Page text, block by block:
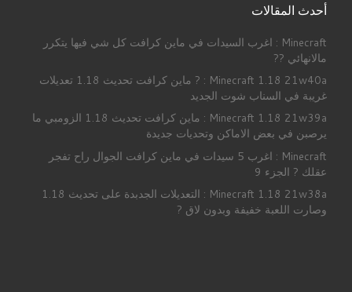
أحدث المقالات
Minecraft : اغرب السيدات في ماين كرافت كل شي فيها يتكرر
مالانهائي ??
Minecraft 1.18 21w40a : ? ماين كرافت تحديث 1.18 تعديلات
غريبة في السناب شوت الجديد
Minecraft 1.18 21w39a : ماين كرافت تحديث 1.18 الزومبي ما
يرصبن في بعض الاماكن وتحديات جديدة
Minecraft : اغرب 5 سيدات في ماين كرافت الجوال راح تفجر
عقلك ? الجزء 9
Minecraft 1.18 21w38a : التعديلات الجدبدة على تحديث 1.18
وصارت اللعبة خفيفة وبدون لاق ?